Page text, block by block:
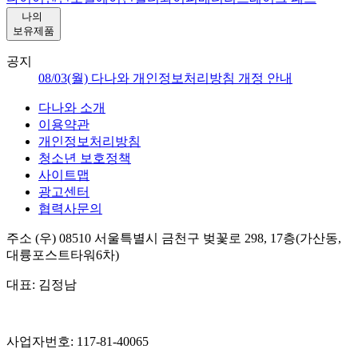
나의
보유제품
공지
08/03(월) 다나와 개인정보처리방침 개정 안내
다나와 소개
이용약관
개인정보처리방침
청소년 보호정책
사이트맵
광고센터
협력사문의
주소 (우) 08510 서울특별시 금천구 벚꽃로 298, 17층(가산동,
대륭포스트타워6차)
대표: 김정남
사업자번호: 117-81-40065